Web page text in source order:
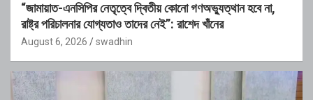
“জামায়াত-এনসিপির নেতৃত্বে দ্বিতীয় কোনো গণঅভ্যুত্থান হবে না,
রাষ্ট্র পরিচালনার যোগ্যতাও তাদের নেই”: রাশেদ খাঁনের
August 6, 2026 swadhin